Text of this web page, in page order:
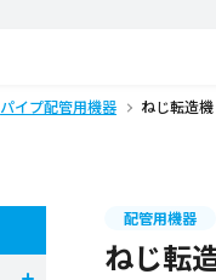
パイプ配管用機器 ねじ転造
配管用機器
ねじ転